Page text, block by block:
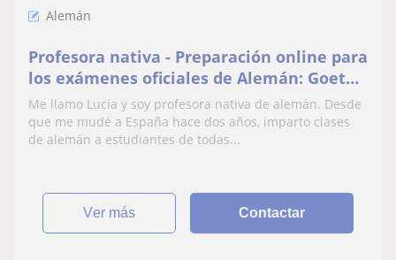
Alemán
Profesora nativa - Preparación online para
los exámenes oficiales de Alemán: Goethe
y TELC
Me llamo Lucía y soy profesora nativa de alemán. Desde
que me mudé a España hace dos años, imparto clases
de alemán a estudiantes de todas...
ver más Contactar